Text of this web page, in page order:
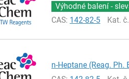
Výhodné balení -
CAS: 142-82-5 Kat. č.
n-Heptane (Reag. Ph.